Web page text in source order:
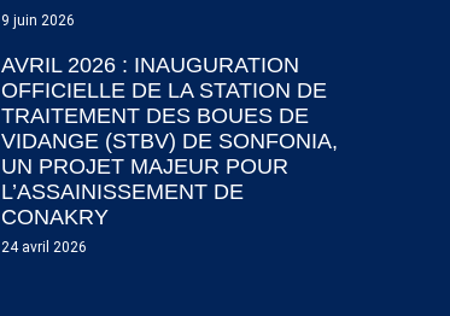
9 juin 2026
AVRIL 2026 : INAUGURATION
OFFICIELLE DE LA STATION DE
TRAITEMENT DES BOUES DE
VIDANGE (STBV) DE SONFONIA,
UN PROJET MAJEUR POUR
L’ASSAINISSEMENT DE
CONAKRY
24 avril 2026